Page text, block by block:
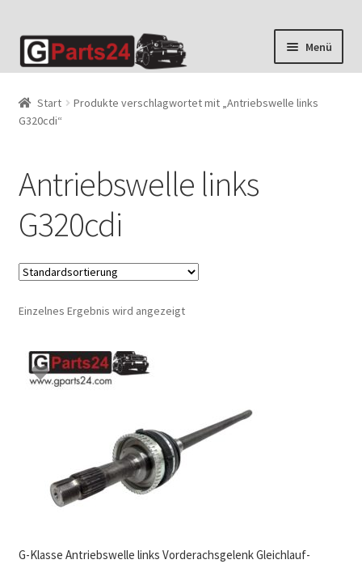
Zur
Navigation
Zum
Inhalt
Menü
Start
Produkte verschlagwortet mit „Antriebswelle links
G320cdi“
Antriebswelle links
G320cdi
Einzelnes Ergebnis wird angezeigt
G-Klasse Antriebswelle links Vorderachsgelenk Gleichlauf-